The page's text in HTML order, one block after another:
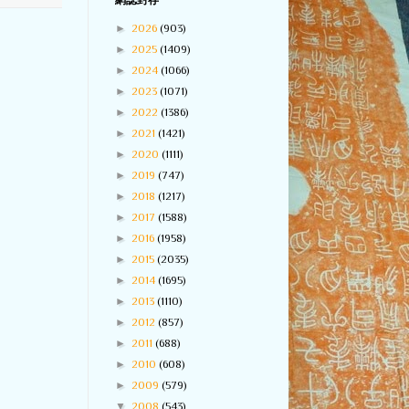
► 2026 (903)
► 2025 (1409)
► 2024 (1066)
► 2023 (1071)
► 2022 (1386)
► 2021 (1421)
► 2020 (1111)
► 2019 (747)
► 2018 (1217)
► 2017 (1588)
► 2016 (1958)
► 2015 (2035)
► 2014 (1695)
► 2013 (1110)
► 2012 (857)
► 2011 (688)
► 2010 (608)
► 2009 (579)
▼ 2008 (543)